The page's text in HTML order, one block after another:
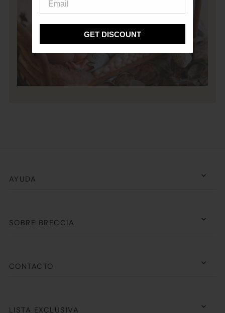
AYUDA
SOBRE BRECCIA
CONTACTO
LISTA EXCLUSIVA
GET DISCOUNT
GET DISCOUNT